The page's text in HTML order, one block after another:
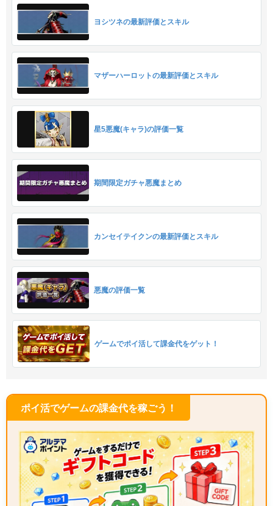
ヨシツネの最新評価とスキル
マザーハーロットの最新評価とスキル
星5悪魔(キャラ)の評価一覧
期間限定ガチャ悪魔まとめ
カンセイテイクンの最新評価とスキル
悪魔の評価一覧
ゲームでポイ活して課金代をゲット！
ポイ活でゲームの課金代を稼ごう！